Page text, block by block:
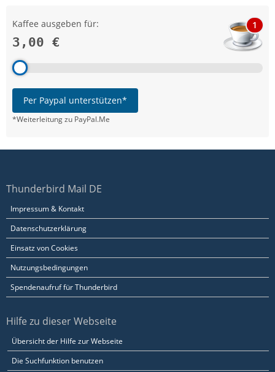
Kaffee ausgeben für:
3,00 €
1
Per Paypal unterstützen*
*Weiterleitung zu PayPal.Me
Thunderbird Mail DE
Impressum & Kontakt
Datenschutzerklärung
Einsatz von Cookies
Nutzungsbedingungen
Spendenaufruf für Thunderbird
Hilfe zu dieser Webseite
Übersicht der Hilfe zur Webseite
Die Suchfunktion benutzen